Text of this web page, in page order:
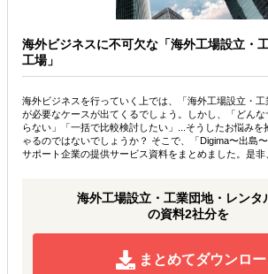
海外ビジネスに不可欠な「海外工場設立・
工場」
海外ビジネスを行っていく上では、「海外工場設立・工
が必要なケースが出てくるでしょう。しかし、「どん
らない」「一括で比較検討したい」...そうしたお悩みを
ゃるのではないでしょうか？ そこで、「Digima〜出島
サポート企業の提供サービス資料をまとめました。是非
海外工場設立・工業団地・レンタ
の資料2社分を
まとめてダウンロ